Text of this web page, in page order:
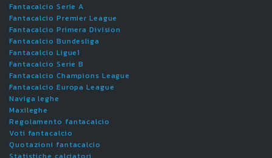
Fantacalcio Serie A
Fantacalcio Premier League
Fantacalcio Primera Division
Fantacalcio Bundesliga
Fantacalcio Ligue1
Fantacalcio Serie B
Fantacalcio Champions League
Fantacalcio Europa League
Naviga leghe
Maxileghe
Regolamento fantacalcio
Voti fantacalcio
Quotazioni fantacalcio